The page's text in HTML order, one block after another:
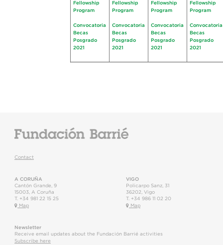
Fellowship
Program
Convocatoria
Becas
Posgrado
2021
Fellowship
Program
Convocatoria
Becas
Posgrado
2021
Fellowship
Program
Convocatoria
Becas
Posgrado
2021
Fellowship
Program
Convocatoria
Becas
Posgrado
2021
Contact
A CORUÑA
Cantón Grande, 9
15003
A Coruña
T. +34 981 22 15 25
Map
VIGO
Policarpo Sanz, 31
36202 Vigo
T. +34 986 11 02 20
Map
Newsletter
Receive email updates about the Fundación Barrié activities
Subscribe here